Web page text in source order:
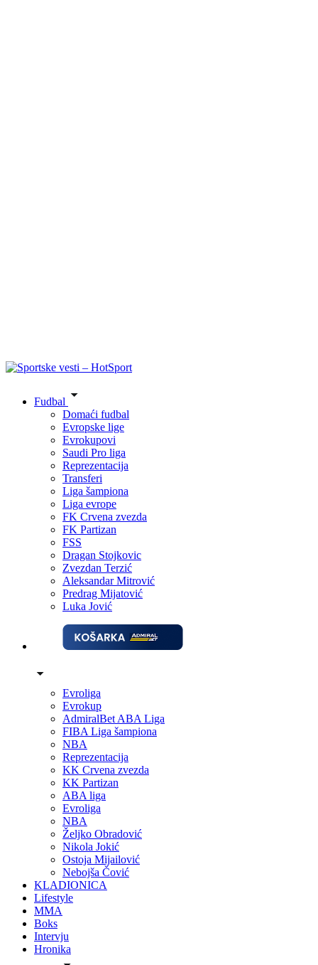
Fudbal
Domaći fudbal
Evropske lige
Evrokupovi
Saudi Pro liga
Reprezentacija
Transferi
Liga šampiona
Liga evrope
FK Crvena zvezda
FK Partizan
FSS
Dragan Stojkovic
Zvezdan Terzić
Aleksandar Mitrović
Predrag Mijatović
Luka Jović
Evroliga
Evrokup
AdmiralBet ABA Liga
FIBA Liga šampiona
NBA
Reprezentacija
KK Crvena zvezda
KK Partizan
ABA liga
Evroliga
NBA
Željko Obradović
Nikola Jokić
Ostoja Mijailović
Nebojša Čović
KLADIONICA
Lifestyle
MMA
Boks
Intervju
Hronika